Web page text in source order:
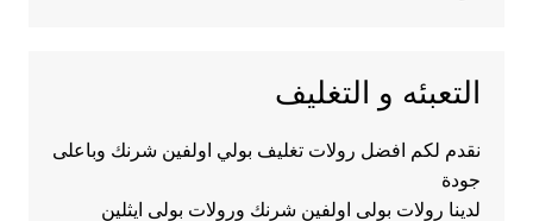
التعبئه و التغليف
نقدم لكم افضل رولات تغليف بولي اولفين شرنك وباعلى
جودة
لدينا رولات بولى اولفين شرنك ورولات بولى ايثلين